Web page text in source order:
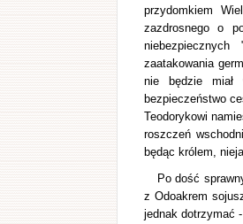
przydomkiem
zazdrosnego o
zaatakowania
nie będzie miał
bezpieczeństwo
Teodorykowi
roszczeń
będąc królem,
Po dość
z Odoakrem
jednak dotrzymać